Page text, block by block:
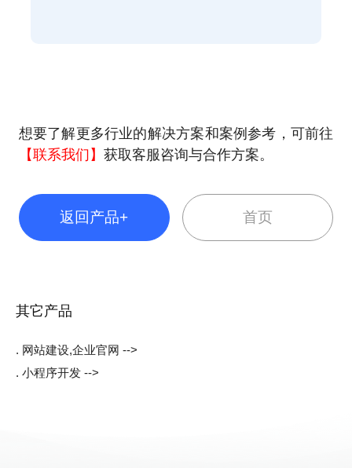
想要了解更多行业的解决方案和案例参考，可前往
【联系我们】 获取客服咨询与合作方案。
返回产品+ 首页
其它产品
. 网站建设,企业官网 -->
. 小程序开发 -->